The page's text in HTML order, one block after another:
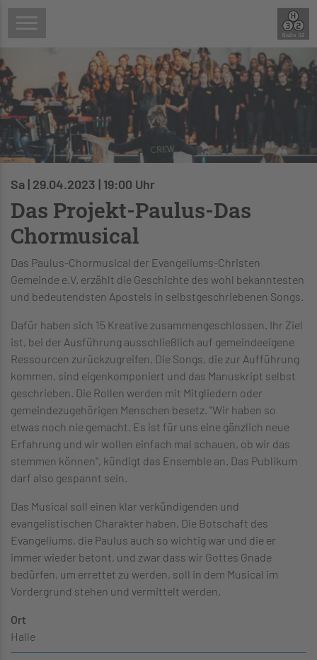
Sa | 29.04.2023 | 19:00 Uhr
Das Projekt-Paulus-Das
Chormusical
Das Paulus-Chormusical der Evangeliums-Christen
Gemeinde e.V. erzählt die Geschichte des wohl bekanntesten
und bedeutendsten Apostels in selbstgeschriebenen Songs.
Dafür haben sich 15 Kreative zusammengeschlossen. Ihr Ziel
ist, bei der Ausführung ausschließlich auf gemeindeeigene
Ressourcen zurückzugreifen. Die Songs, die zur Aufführung
kommen, sind eigenkomponiert und das Manuskript selbst
geschrieben. Die Rollen werden mit Mitgliedern oder
gemeindezugehörigen Menschen besetz. "Wir haben so
etwas noch nie gemacht. Es ist für uns eine gänzlich neue
Erfahrung und wir wollen einfach mal schauen, ob wir das
stemmen können", kündigt das Ensemble an. Das Publikum
darf also gespannt sein.
Das Musical soll einen klar verkündigenden und
evangelistischen Charakter haben. Die Botschaft des
Evangeliums, die Paulus auch so wichtig war und die er
immer wieder betont, und zwar dass wir Gottes Gnade
bedürfen, um errettet zu werden, soll in dem Musical im
Vordergrund stehen und vermittelt werden.
Ort
Halle